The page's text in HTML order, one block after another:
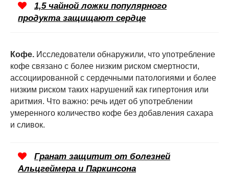
1,5 чайной ложки популярного
продукта защищают сердце
Кофе. Исследователи обнаружили, что употребление
кофе связано с более низким риском смертности,
ассоциированной с сердечными патологиями и более
низким риском таких нарушений как гипертония или
аритмия. Что важно: речь идет об употреблении
умеренного количество кофе без добавления сахара
и сливок.
Гранат защитит от болезней
Альцгеймера и Паркинсона